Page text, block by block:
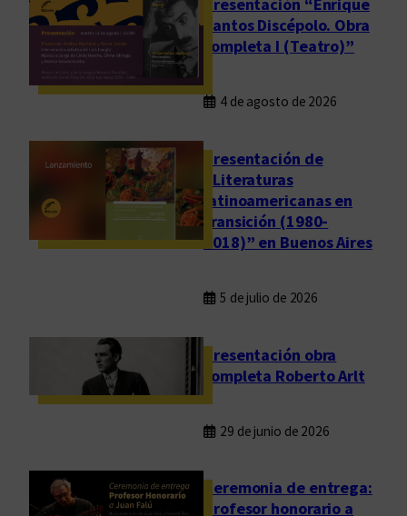
Santos Discépolo. Obra
completa I (Teatro)”
4 de agosto de 2026
Presentación de
“Literaturas
latinoamericanas en
transición (1980-
2018)” en Buenos Aires
5 de julio de 2026
Presentación obra
completa Roberto Arlt
29 de junio de 2026
Ceremonia de entrega:
Profesor honorario a